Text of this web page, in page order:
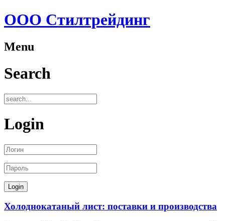
ООО Стилтрейдинг
Menu
Search
Login
Холоднокатаный лист: поставки и производства